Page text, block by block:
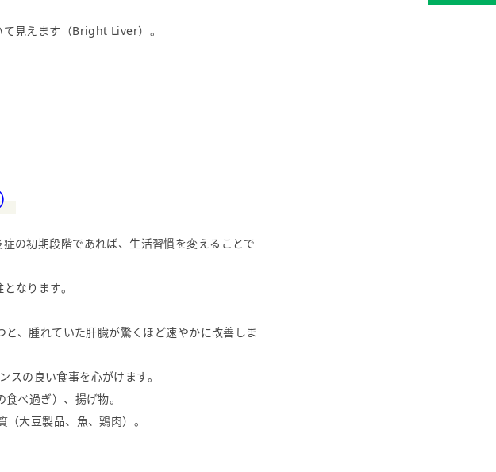
見えます（Bright Liver）。
の初期段階であれば、生活習慣を変えることで
なります。
、腫れていた肝臓が驚くほど速やかに改善しま
スの良い食事を心がけます。
べ過ぎ）、揚げ物。
大豆製品、魚、鶏肉）。